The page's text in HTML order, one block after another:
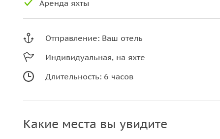
Аренда яхты
Отправление: Ваш отель
Индивидуальная, на яхте
Длительность: 6 часов
Какие места вы увидите